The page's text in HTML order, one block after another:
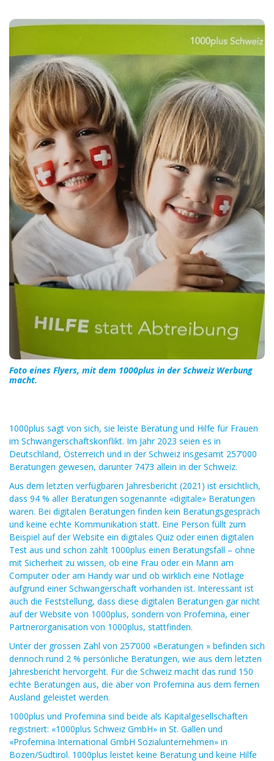
Foto eines Flyers, mit dem 1000plus in der Schweiz Werbung
macht.
1000plus sagt von sich, sie leiste Beratung und Hilfe für Frauen
im Schwangerschaftskonflikt. Im Jahr 2023 seien es in
Deutschland, Österreich und in der Schweiz insgesamt 257’000
Beratungen gewesen, darunter 7473 allein in der Schweiz.
Aus dem letzten verfügbaren Jahresbericht (2021) ist ersichtlich,
dass 94 % aller Beratungen sogenannte «digitale» Beratungen
waren. Bei digitalen Beratungen finden kein Beratungsgespräch
und keine echte Kommunikation statt. Eine Person füllt zum
Beispiel auf der Website ein digitales Quiz oder einen digitalen
Test aus und schon zählt 1000plus einen Beratungsfall – ohne
mit Sicherheit zu wissen, ob eine Frau oder ein Mann am
Computer oder am Handy war und ob wirklich eine Notlage
aufgrund einer Schwangerschaft vorhanden ist. Interessant ist
auch die Feststellung, dass diese digitalen Beratungen gar nicht
auf der Website von 1000plus, sondern von Profemina, einer
Partnerorganisation von 1000plus, stattfinden.
Unter der grossen Zahl von 257’000 «Beratungen » befinden sich
dennoch rund 2 % persönliche Beratungen, wie aus dem letzten
Jahresbericht hervorgeht. Für die Schweiz macht das rund 150
echte Beratungen aus, die aber von Profemina aus dem fernen
Ausland geleistet werden.
1000plus und Profemina sind beide als Kapitalgesellschaften
registriert: «1000plus Schweiz GmbH» in St. Gallen und
«Profemina International GmbH Sozialunternehmen» in
Bozen/Südtirol. 1000plus leistet keine Beratung und keine Hilfe